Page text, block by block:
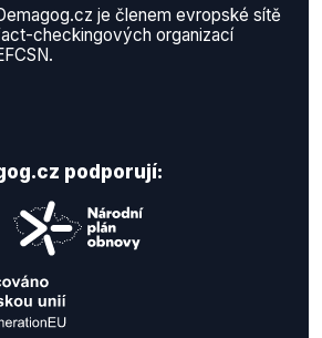
je členem evropské sítě
checkingových organizací
podporují: